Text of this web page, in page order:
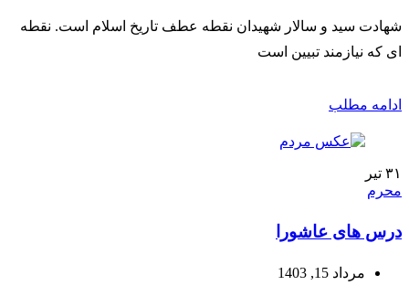
شهادت سید و سالار شهیدان نقطه عطف تاریخ اسلام است. نقطه
ای که نیازمند تبیین است
ادامه مطلب
۳۱ تیر
محرم
درس های عاشورا
مرداد 15, 1403